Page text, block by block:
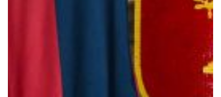
Vintage Collection
Red&Blue Voices